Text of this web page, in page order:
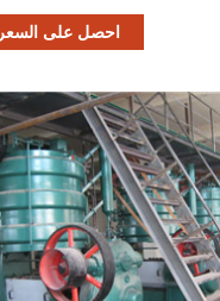
احصل على السعر